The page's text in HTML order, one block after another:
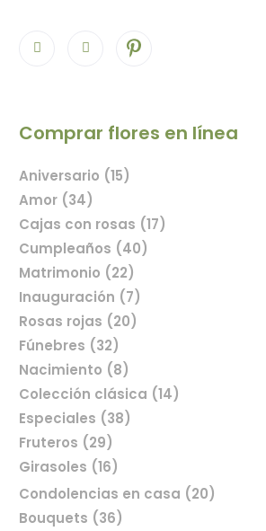
Comprar flores en línea
Aniversario (15)
Amor (34)
Cajas con rosas (17)
Cumpleaños (40)
Matrimonio (22)
Inauguración (7)
Rosas rojas (20)
Fúnebres (32)
Nacimiento (8)
Colección clásica (14)
Especiales (38)
Fruteros (29)
Girasoles (16)
Condolencias en casa (20)
Bouquets (36)